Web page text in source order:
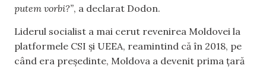
putem vorbi?”, a declarat Dodon.
Liderul socialist a mai cerut revenirea Moldovei la
platformele CSI și UEEA, reamintind că în 2018, pe
când era președinte, Moldova a devenit prima țară